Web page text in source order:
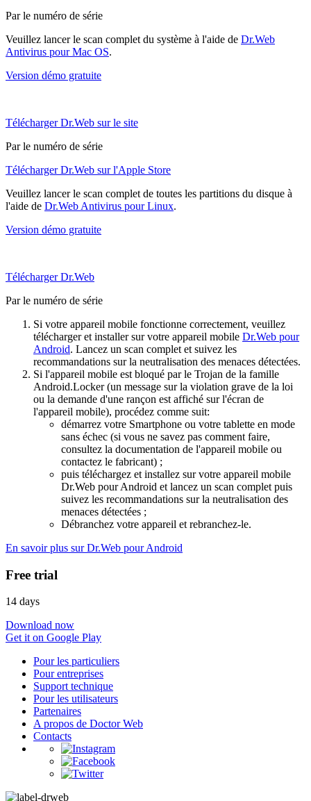
Par le numéro de série
Veuillez lancer le scan complet du système à l'aide de Dr.Web
Antivirus pour Mac OS.
Version démo gratuite
Télécharger Dr.Web sur le site
Par le numéro de série
Télécharger Dr.Web sur l'Apple Store
Veuillez lancer le scan complet de toutes les partitions du disque à
l'aide de Dr.Web Antivirus pour Linux.
Version démo gratuite
Télécharger Dr.Web
Par le numéro de série
Si votre appareil mobile fonctionne correctement, veuillez
télécharger et installer sur votre appareil mobile Dr.Web pour
Android. Lancez un scan complet et suivez les
recommandations sur la neutralisation des menaces détectées.
Si l'appareil mobile est bloqué par le Trojan de la famille
Android.Locker (un message sur la violation grave de la loi
ou la demande d'une rançon est affiché sur l'écran de
l'appareil mobile), procédez comme suit:
démarrez votre Smartphone ou votre tablette en mode
sans échec (si vous ne savez pas comment faire,
consultez la documentation de l'appareil mobile ou
contactez le fabricant) ;
puis téléchargez et installez sur votre appareil mobile
Dr.Web pour Android et lancez un scan complet puis
suivez les recommandations sur la neutralisation des
menaces détectées ;
Débranchez votre appareil et rebranchez-le.
En savoir plus sur Dr.Web pour Android
Free trial
14 days
Download now
Get it on Google Play
Pour les particuliers
Pour entreprises
Support technique
Pour les utilisateurs
Partenaires
A propos de Doctor Web
Contacts